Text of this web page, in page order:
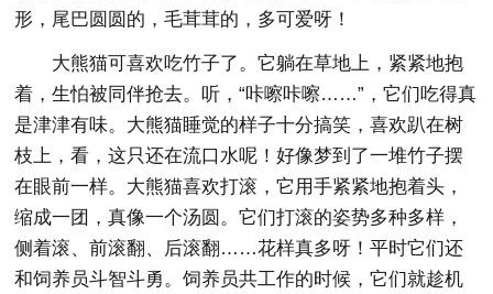
形，尾巴圆圆的，毛茸茸的，多可爱呀！
大熊猫可喜欢吃竹子了。它躺在草地上，紧紧地抱
着，生怕被同伴抢去。听，“咔嚓咔嚓……”，它们吃得真
是津津有味。大熊猫睡觉的样子十分搞笑，喜欢趴在树
枝上，看，这只还在流口水呢！好像梦到了一堆竹子摆
在眼前一样。大熊猫喜欢打滚，它用手紧紧地抱着头，
缩成一团，真像一个汤圆。它们打滚的姿势多种多样，
侧着滚、前滚翻、后滚翻……花样真多呀！平时它们还
和饲养员斗智斗勇。饲养员共工作的时候，它们就趁机